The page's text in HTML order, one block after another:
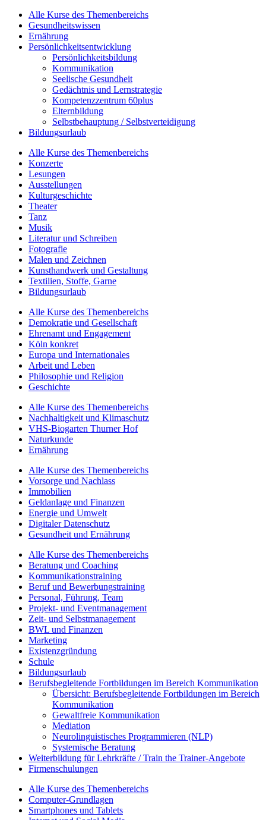
Alle Kurse des Themenbereichs
Gesundheitswissen
Ernährung
Persönlichkeitsentwicklung
Persönlichkeitsbildung
Kommunikation
Seelische Gesundheit
Gedächtnis und Lernstrategie
Kompetenzzentrum 60plus
Elternbildung
Selbstbehauptung / Selbstverteidigung
Bildungsurlaub
Alle Kurse des Themenbereichs
Konzerte
Lesungen
Ausstellungen
Kulturgeschichte
Theater
Tanz
Musik
Literatur und Schreiben
Fotografie
Malen und Zeichnen
Kunsthandwerk und Gestaltung
Textilien, Stoffe, Garne
Bildungsurlaub
Alle Kurse des Themenbereichs
Demokratie und Gesellschaft
Ehrenamt und Engagement
Köln konkret
Europa und Internationales
Arbeit und Leben
Philosophie und Religion
Geschichte
Alle Kurse des Themenbereichs
Nachhaltigkeit und Klimaschutz
VHS-Biogarten Thurner Hof
Naturkunde
Ernährung
Alle Kurse des Themenbereichs
Vorsorge und Nachlass
Immobilien
Geldanlage und Finanzen
Energie und Umwelt
Digitaler Datenschutz
Gesundheit und Ernährung
Alle Kurse des Themenbereichs
Beratung und Coaching
Kommunikationstraining
Beruf und Bewerbungstraining
Personal, Führung, Team
Projekt- und Eventmanagement
Zeit- und Selbstmanagement
BWL und Finanzen
Marketing
Existenzgründung
Schule
Bildungsurlaub
Berufsbegleitende Fortbildungen im Bereich Kommunikation
Übersicht: Berufsbegleitende Fortbildungen im Bereich
Kommunikation
Gewaltfreie Kommunikation
Mediation
Neurolinguistisches Programmieren (NLP)
Systemische Beratung
Weiterbildung für Lehrkräfte / Train the Trainer-Angebote
Firmenschulungen
Alle Kurse des Themenbereichs
Computer-Grundlagen
Smartphones und Tablets